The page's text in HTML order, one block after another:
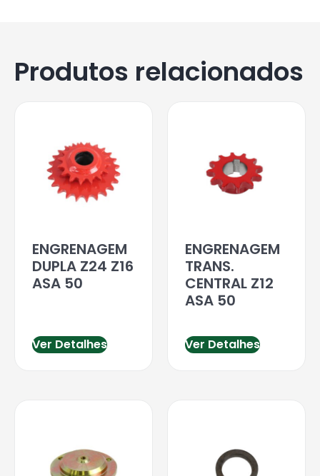
Produtos relacionados
ENGRENAGEM
DUPLA Z24 Z16
ASA 50
Ver Detalhes
ENGRENAGEM
TRANS.
CENTRAL Z12
ASA 50
Ver Detalhes